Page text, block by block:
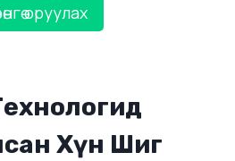
оруулах
Хүн Шиг